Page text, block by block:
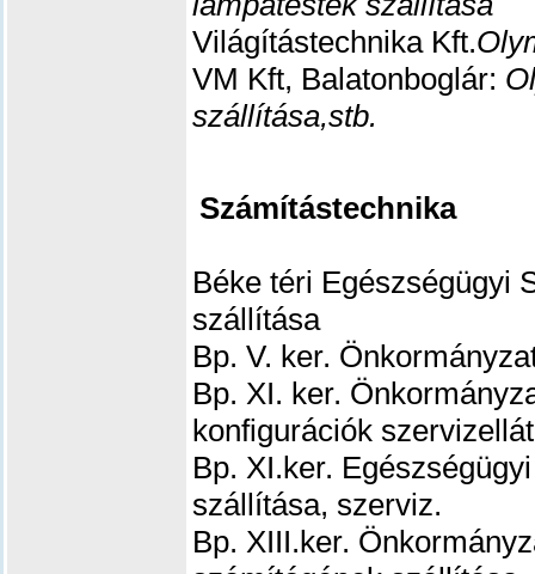
Világítástechnika Kft.
VM Kft, Balatonboglár:
szállítása,stb.
Számítástechnika
Béke téri Egészségügyi
szállítása
Bp. V. ker.
Bp. XI. ker.
konfigurációk
Bp. XI.ker.
szállítása, szerviz.
Bp. XIII.ker.